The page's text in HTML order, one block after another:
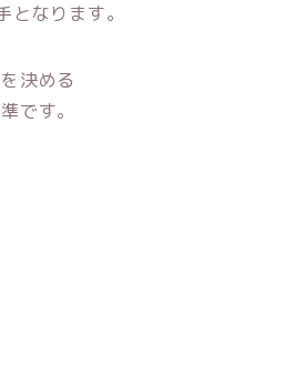
なります。
決める
です。